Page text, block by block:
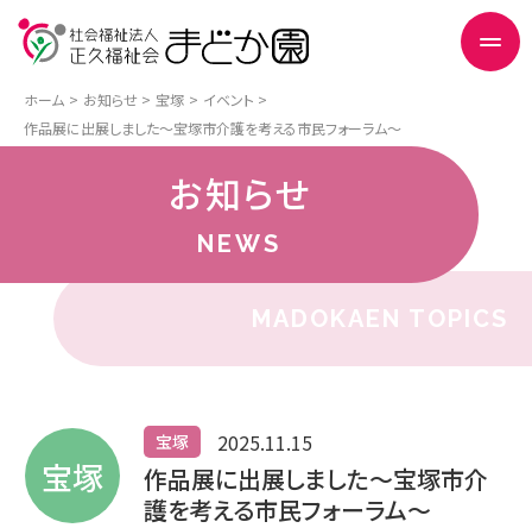
ホーム お知らせ 宝塚
イベント
作品展に出展しました～宝塚市介護を考える市民フォーラム～
お知らせ
NEWS
MADOKAEN TOPICS
宝塚
宝塚 2025.11.15
作品展に出展しました～宝塚市介
護を考える市民フォーラム～